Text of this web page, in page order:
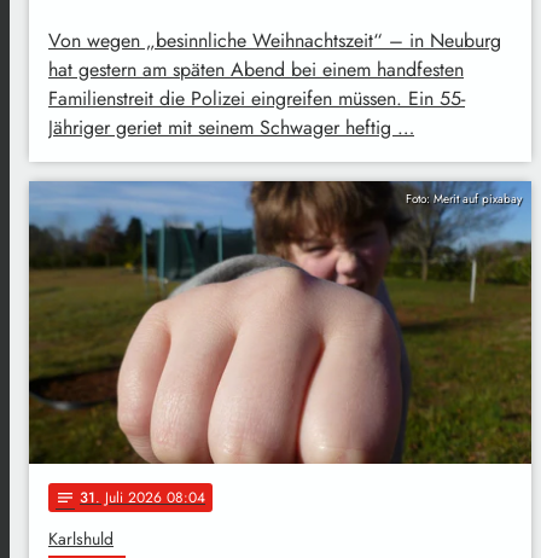
Von wegen „besinnliche Weihnachtszeit“ – in Neuburg
hat gestern am späten Abend bei einem handfesten
Familienstreit die Polizei eingreifen müssen. Ein 55-
Jähriger geriet mit seinem Schwager heftig …
Foto: Merit auf pixabay
notes 31. Juli 2026 08:04
Karlshuld